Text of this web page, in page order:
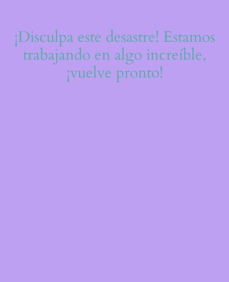
¡Disculpa este desastre! Estamos
trabajando en algo increíble,
¡vuelve pronto!